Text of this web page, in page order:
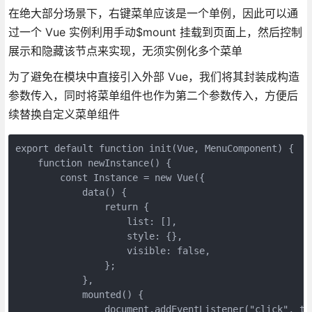
在绝大部分场景下，右键菜单应该是一个单例，因此可以通
过一个 Vue 实例利用手动$mount 挂载到页面上，然后控制
展示和隐藏该节点来实现，无须实例化多个菜单
为了避免在模块中直接引入外部 Vue，我们将其封装成构造
参数传入，同时将菜单组件也作为第二个参数传入，方便后
续替换自定义菜单组件
export default function init(Vue, MenuComponent) {
    function newInstance() {
        const Instance = new Vue({
            data() {
                return {
                    list: [],
                    style: {},
                    visible: false,
                };
            },
            mounted() {
document.addEventListener("click",